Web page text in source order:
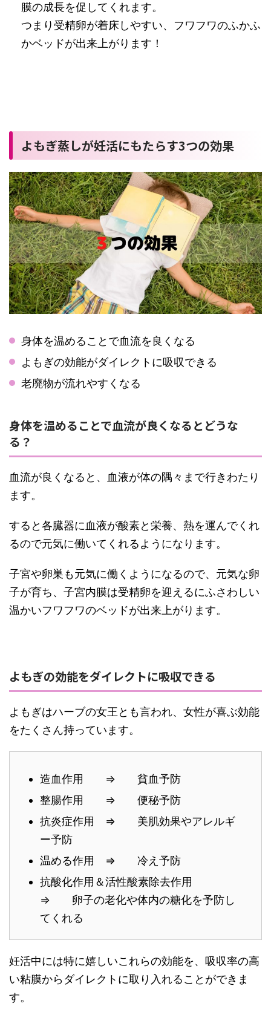
膜の成長を促してくれます。
つまり受精卵が着床しやすい、フワフワのふかふ
かベッドが出来上がります！
よもぎ蒸しが妊活にもたらす3つの効果
身体を温めることで血流を良くなる
よもぎの効能がダイレクトに吸収できる
老廃物が流れやすくなる
身体を温めることで血流が良くなるとどうな
る？
血流が良くなると、血液が体の隅々まで行きわたり
ます。
すると各臓器に血液が酸素と栄養、熱を運んでくれ
るので元気に働いてくれるようになります。
子宮や卵巣も元気に働くようになるので、元気な卵
子が育ち、子宮内膜は受精卵を迎えるにふさわしい
温かいフワフワのベッドが出来上がります。
よもぎの効能をダイレクトに吸収できる
よもぎはハーブの女王とも言われ、女性が喜ぶ効能
をたくさん持っています。
造血作用 ⇒ 貧血予防
整腸作用 ⇒ 便秘予防
抗炎症作用 ⇒ 美肌効果やアレルギ
ー予防
温める作用 ⇒ 冷え予防
抗酸化作用＆活性酸素除去作用
⇒ 卵子の老化や体内の糖化を予防し
てくれる
妊活中には特に嬉しいこれらの効能を、吸収率の高
い粘膜からダイレクトに取り入れることができま
す。